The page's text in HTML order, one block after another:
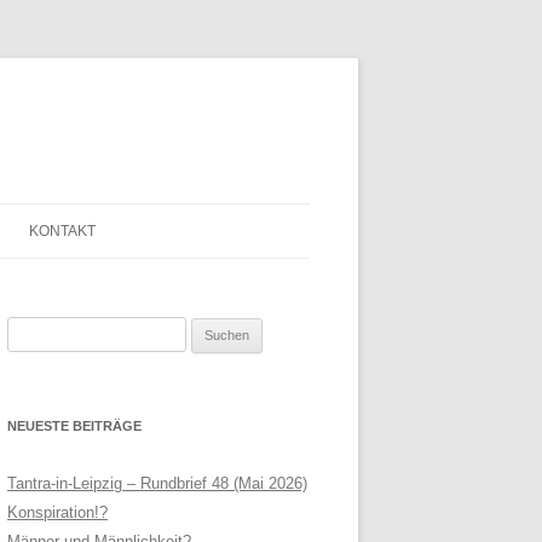
HELFRIED
KONTAKT
SERVICE
IMPRESSUM
NEUESTE BEITRÄGE
Tantra-in-Leipzig – Rundbrief 48 (Mai 2026)
Konspiration!?